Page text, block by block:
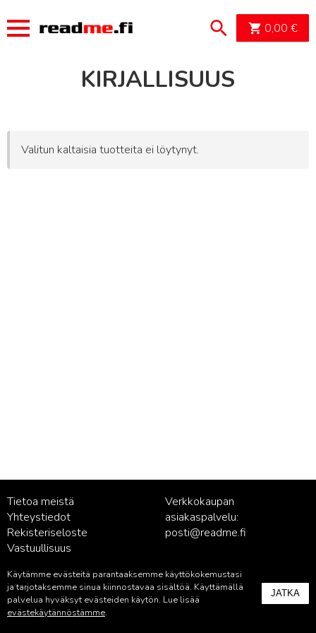
0,00 €
KIRJALLISUUS
Valitun kaltaisia tuotteita ei löytynyt.
Tietoa meistä
Yhteystiedot
Rekisteriseloste
Vastuullisuus
Verkkokaupan
asiakaspalvelu:
posti@readme.fi
Kustantamon asiakaspalvelu:
palvelu@readme.fi
Käytämme evästeitä parantaaksemme käyttökokemustasi
ja tarjotaksemme sinua kiinnostavaa sisältöä. Käyttämällä
palvelua hyväksyt evästeiden käytön. Lue lisää
evästekäytännöstämme.
JATKA